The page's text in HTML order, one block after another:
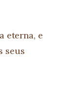
eterna, e
seus